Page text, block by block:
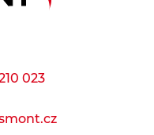
023